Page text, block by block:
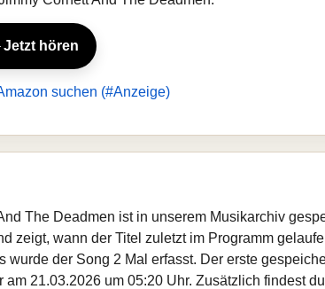
hören
suchen (#Anzeige)
The Deadmen ist in unserem Musikarchiv
zeigt, wann der Titel zuletzt im Programm
wurde der Song 2 Mal erfasst. Der erste
21.03.2026 um 05:20 Uhr. Zusätzlich findest